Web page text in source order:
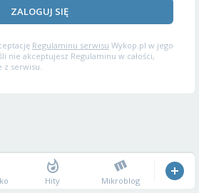
ZALOGUJ SIĘ
Regulaminu serwisu Wykop.pl w jego
nie akceptujesz Regulaminu w całości,
z serwisu.
Hity Mikroblog